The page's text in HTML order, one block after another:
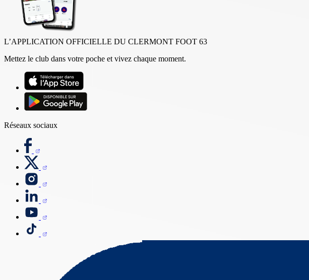
L’APPLICATION OFFICIELLE DU CLERMONT FOOT 63
Mettez le club dans votre poche et vivez chaque moment.
Réseaux sociaux